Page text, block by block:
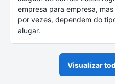
empresa para empresa,
por vezes, dependem do
alugar.
Visualizar